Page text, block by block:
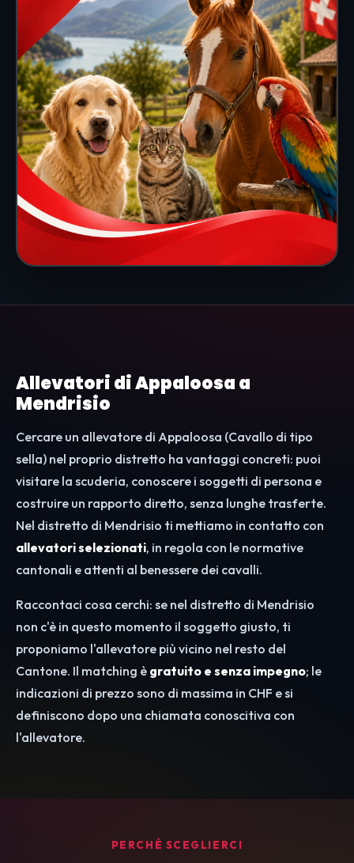
Allevatori di Appaloosa a
Mendrisio
Cercare un allevatore di Appaloosa (Cavallo di tipo
sella) nel proprio distretto ha vantaggi concreti: puoi
visitare la scuderia, conoscere i soggetti di persona e
costruire un rapporto diretto, senza lunghe trasferte.
Nel distretto di Mendrisio ti mettiamo in contatto con
allevatori selezionati, in regola con le normative
cantonali e attenti al benessere dei cavalli.
Raccontaci cosa cerchi: se nel distretto di Mendrisio
non c'è in questo momento il soggetto giusto, ti
proponiamo l'allevatore più vicino nel resto del
Cantone. Il matching è gratuito e senza impegno; le
indicazioni di prezzo sono di massima in CHF e si
definiscono dopo una chiamata conoscitiva con
l'allevatore.
PERCHÉ SCEGLIERCI